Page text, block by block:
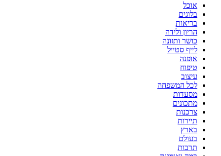
אוכל
בלוגים
בריאות
הריון ולידה
כושר ותזונה
לייף סטייל
אופנה
טיפוח
עיצוב
לכל המשפחה
מסעדות
מתכונים
צרכנות
תיירות
בארץ
בעולם
תרבות